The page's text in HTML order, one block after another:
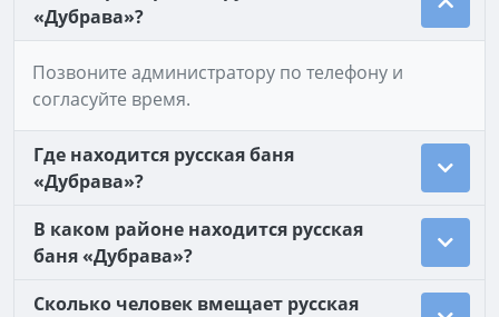
«Дубрава»?
Позвоните администратору по телефону и
согласуйте время.
Где находится русская баня
«Дубрава»?
В каком районе находится русская
баня «Дубрава»?
Сколько человек вмещает русская